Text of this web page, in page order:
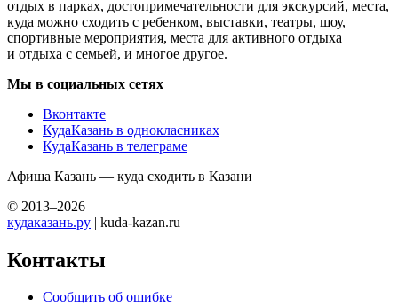
отдых в парках, достопримечательности для экскурсий, места,
куда можно сходить с ребенком, выставки, театры, шоу,
спортивные мероприятия, места для активного отдыха
и отдыха с семьей, и многое другое.
Мы в социальных сетях
Вконтакте
КудаКазань в однокласниках
КудаКазань в телеграме
Афиша Казань — куда сходить в Казани
© 2013–2026
кудаказань.ру | kuda-kazan.ru
Контакты
Сообщить об ошибке